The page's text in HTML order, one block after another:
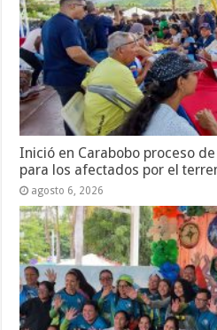
Inició en Carabobo proceso
para los afectados por el
agosto 6, 2026